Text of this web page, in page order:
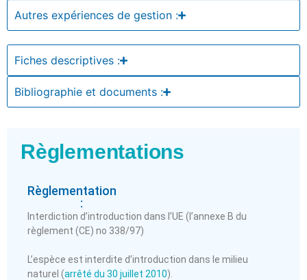
Autres expériences de gestion :
Fiches descriptives :
Bibliographie et documents :
Règlementations
Règlementation
:
Interdiction d’introduction dans l’UE (l’annexe B du
règlement (CE) no 338/97)
L’espèce est interdite d’introduction dans le milieu
naturel (arrêté du 30 juillet 2010).